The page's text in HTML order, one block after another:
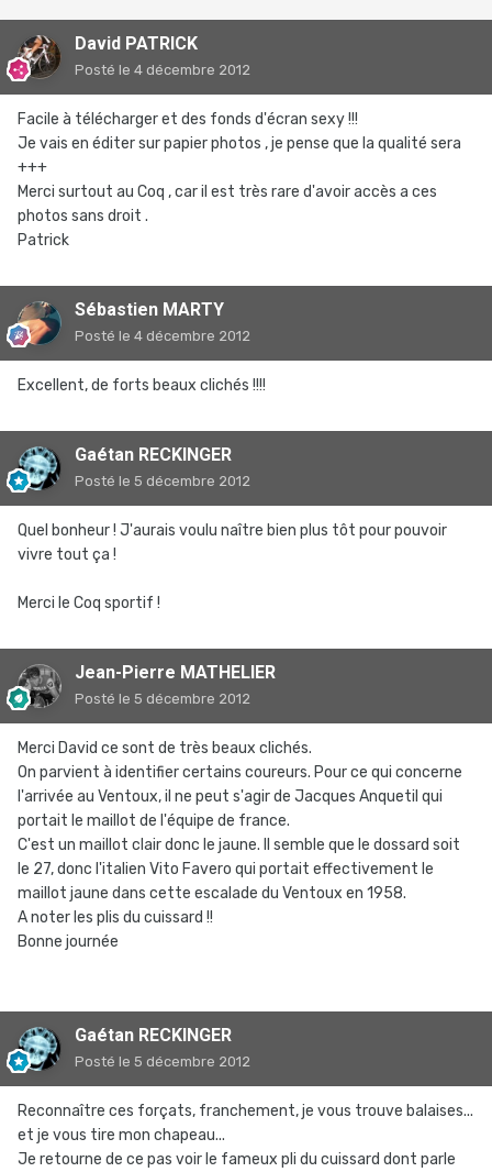
David PATRICK
Posté le 4 décembre 2012
Facile à télécharger et des fonds d'écran sexy !!!
Je vais en éditer sur papier photos , je pense que la qualité sera
+++
Merci surtout au Coq , car il est très rare d'avoir accès a ces
photos sans droit .
Patrick
Sébastien MARTY
Posté le 4 décembre 2012
Excellent, de forts beaux clichés !!!!
Gaétan RECKINGER
Posté le 5 décembre 2012
Quel bonheur ! J'aurais voulu naître bien plus tôt pour pouvoir
vivre tout ça !
Merci le Coq sportif !
Jean-Pierre MATHELIER
Posté le 5 décembre 2012
Merci David ce sont de très beaux clichés.
On parvient à identifier certains coureurs. Pour ce qui concerne
l'arrivée au Ventoux, il ne peut s'agir de Jacques Anquetil qui
portait le maillot de l'équipe de france.
C'est un maillot clair donc le jaune. Il semble que le dossard soit
le 27, donc l'italien Vito Favero qui portait effectivement le
maillot jaune dans cette escalade du Ventoux en 1958.
A noter les plis du cuissard !!
Bonne journée
Gaétan RECKINGER
Posté le 5 décembre 2012
Reconnaître ces forçats, franchement, je vous trouve balaises...
et je vous tire mon chapeau...
Je retourne de ce pas voir le fameux pli du cuissard dont parle